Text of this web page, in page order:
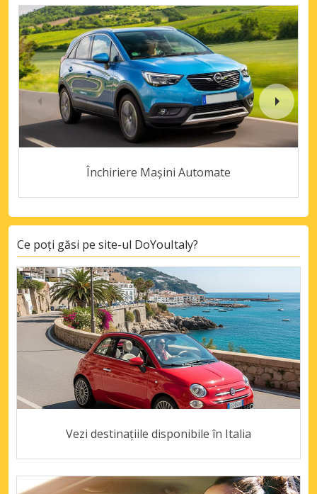
Închiriere Mașini Automate
Ce poți găsi pe site-ul DoYouItaly?
Vezi destinațiile disponibile în Italia